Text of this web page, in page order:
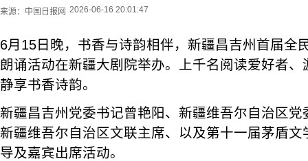
来源： 中国日报网 2026-06-16 20:01:47
6月15日晚，书香与诗韵相伴，新疆昌吉州首届全
朗诵活动在新疆大剧院举办。上千名阅读爱好者
静享书香诗韵。
新疆昌吉州党委书记曾艳阳、新疆维吾尔自治区
新疆维吾尔自治区文联主席、以及第十一届茅盾
导及嘉宾出席活动。